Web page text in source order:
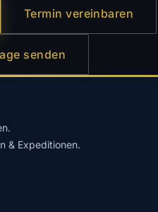
Termin vereinbaren
senden
& Expeditionen.